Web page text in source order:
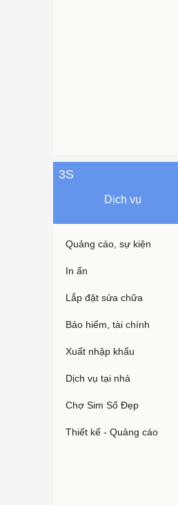
3S
Dịch vụ
Quảng cáo, sự kiện
In ấn
Lắp đặt sửa chữa
Bảo hiểm, tài chính
Xuất nhập khẩu
Dịch vụ tại nhà
Chợ Sim Số Đẹp
Thiết kế - Quảng cáo